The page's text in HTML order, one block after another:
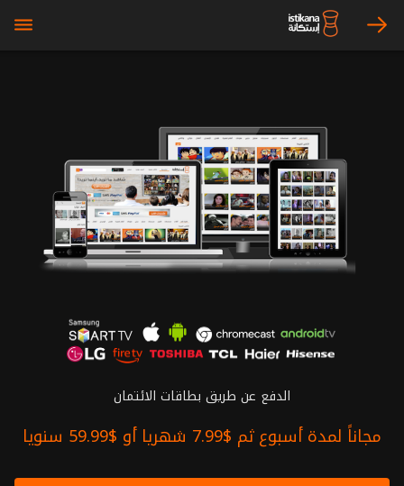
arrow_right
bars
الدفع عن طريق بطاقات الائتمان
مجاناً لمدة أسبوع ثم $7.99 شهريا أو $59.99 سنويا